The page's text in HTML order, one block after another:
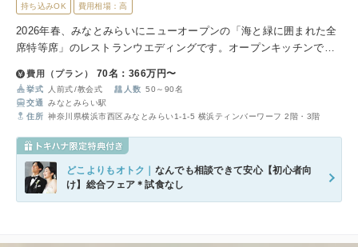
持ち込みOK 費用相場：高
2026年春、みなとみらいにニューオープンの「海と緑に囲まれた全
席特等席」のレストランウエディングです。オープンキッチンで仕
時間をゲストへお届けします。
費用（プラン） 70名：366万円〜
挙式 人前式 教会式 人数 50～90名
交通 みなとみらい駅
住所 神奈川県横浜市西区みなとみらい1-1-5 横浜ティンバーワーフ 2階・3階
どこよりもオトク｜ なんでも相談できて安心【初心者向
け】総合フェア＊試食なし